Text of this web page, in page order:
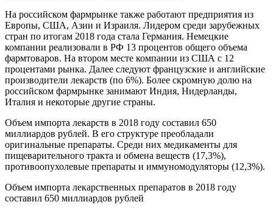
На российском фармрынке также работают предприятия из
Европы, США, Азии и Израиля. Лидером среди зарубежных
стран по итогам 2018 года стала Германия. Немецкие
компании реализовали в РФ 13 процентов общего объема
фармтоваров. На втором месте компании из США с 12
процентами рынка. Далее следуют французские и английские
производители лекарств (по 6%). Более скромную долю на
российском фармрынке занимают Индия, Нидерланды,
Италия и некоторые другие страны.
Объем импорта лекарств в 2018 году составил 650
миллиардов рублей. В его структуре преобладали
оригинальные препараты. Среди них медикаменты для
пищеварительного тракта и обмена веществ (17,3%),
противоопухолевые препараты и иммуномодуляторы (12,3%).
Объем импорта лекарственных препаратов в 2018 году
составил 650 миллиардов рублей